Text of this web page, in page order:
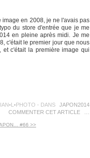
image en 2008, je ne l'avais pas
du store d'entrée que je me
en pleine après midi. Je me
c'était le premier jour que nous
et c'était la première image qui
- DANS
JAPON2014
COMMENTER CET ARTICLE
#66 >>